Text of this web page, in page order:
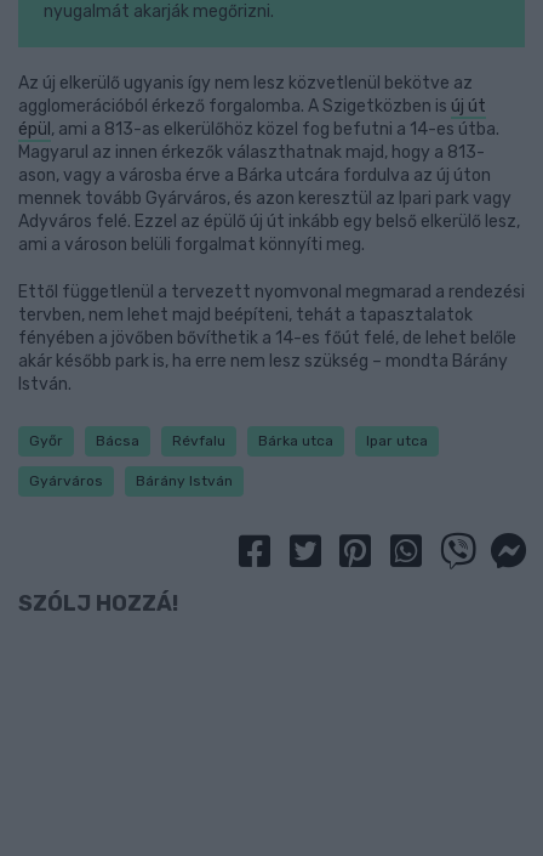
nyugalmát akarják megőrizni.
Az új elkerülő ugyanis így nem lesz közvetlenül bekötve az
agglomerációból érkező forgalomba. A Szigetközben is új út
épül , ami a 813-as elkerülőhöz közel fog befutni a 14-es útba.
Magyarul az innen érkezők választhatnak majd, hogy a 813-
ason, vagy a városba érve a Bárka utcára fordulva az új úton
mennek tovább Gyárváros, és azon keresztül az Ipari park vagy
Adyváros felé. Ezzel az épülő új út inkább egy belső elkerülő lesz,
ami a városon belüli forgalmat könnyíti meg.
Ettől függetlenül a tervezett nyomvonal megmarad a rendezési
tervben, nem lehet majd beépíteni, tehát a tapasztalatok
fényében a jövőben bővíthetik a 14-es főút felé, de lehet belőle
akár később park is, ha erre nem lesz szükség – mondta Bárány
István.
Győr Bácsa Révfalu Bárka utca Ipar utca
Gyárváros Bárány István
SZÓLJ HOZZÁ!